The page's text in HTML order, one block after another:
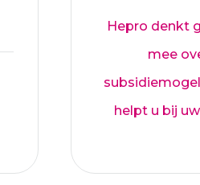
Hepro denkt
mee
helpt u bij